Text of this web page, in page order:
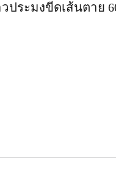
ประมงขีดเส้นตาย